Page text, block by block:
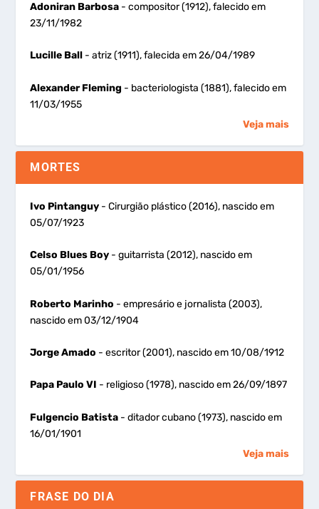
Adoniran Barbosa - compositor (1912), falecido em
23/11/1982
Lucille Ball - atriz (1911), falecida em 26/04/1989
Alexander Fleming - bacteriologista (1881), falecido em
11/03/1955
Veja mais
MORTES
Ivo Pintanguy - Cirurgião plástico (2016), nascido em
05/07/1923
Celso Blues Boy - guitarrista (2012), nascido em
05/01/1956
Roberto Marinho - empresário e jornalista (2003),
nascido em 03/12/1904
Jorge Amado - escritor (2001), nascido em 10/08/1912
Papa Paulo VI - religioso (1978), nascido em 26/09/1897
Fulgencio Batista - ditador cubano (1973), nascido em
16/01/1901
Veja mais
FRASE DO DIA